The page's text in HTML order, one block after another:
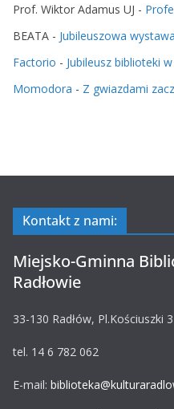
Prof. Wiktor Adamus UJ -
BEATA - Jubileuszowa wystawa
Factorio - Jubileusz biblioteki
Momodora - Z gwiazdami
Kontakt z nami:
Miejsko-Gminna
Radłowie
33-130 Radłów, Pl.Kościuszki 3
tel. 14 6 782 062
E-mail: